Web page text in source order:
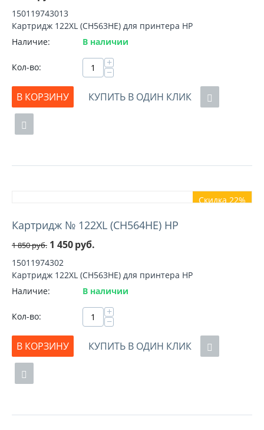
150119743013
Картридж 122XL (CH563HE) для принтера HP
Наличие:
В наличии
Кол-во: +
−
В КОРЗИНУ
КУПИТЬ В ОДИН КЛИК
Скидка 22%
Картридж № 122XL (CH564HE) HP
1 850руб. 1 450руб.
15011974302
Картридж 122XL (CH563HE) для принтера HP
Наличие:
В наличии
Кол-во: +
−
В КОРЗИНУ
КУПИТЬ В ОДИН КЛИК